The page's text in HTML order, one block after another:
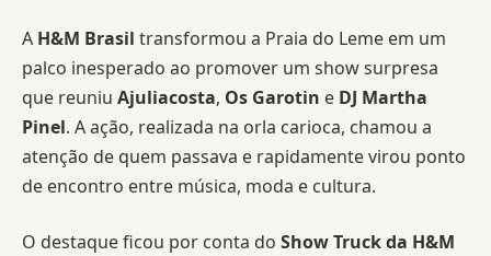
A H&M Brasil transformou a Praia do Leme em um
palco inesperado ao promover um show surpresa
que reuniu Ajuliacosta, Os Garotin e DJ Martha
Pinel. A ação, realizada na orla carioca, chamou a
atenção de quem passava e rapidamente virou ponto
de encontro entre música, moda e cultura.
O destaque ficou por conta do Show Truck da H&M